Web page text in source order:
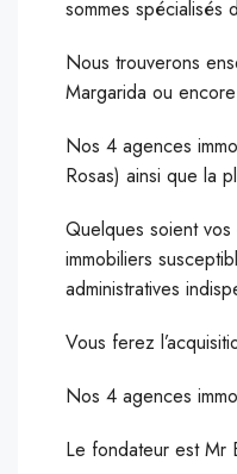
sommes spécialisés
Nous trouverons
Margarida ou
Nos 4 agences
Rosas) ainsi que la
Quelques soient
immobiliers
administratives
Vous ferez
Nos 4 agences
Le fondateur est Mr